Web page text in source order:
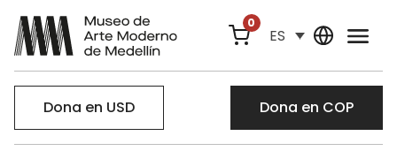
0
ES
Dona en USD Dona en COP